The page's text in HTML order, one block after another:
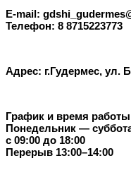
E-mail:
Телефон: 8 8715223773
Адрес: г.Гудермес, ул.
График и время
Понедельник —
с 09:00 до 18:00
Перерыв 13:00–14:00